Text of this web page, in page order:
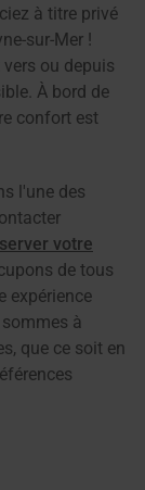
à titre privé
sur-Mer !
ou depuis
À bord de
confort est
l'une des
votre
de tous
expérience
à
que ce soit en